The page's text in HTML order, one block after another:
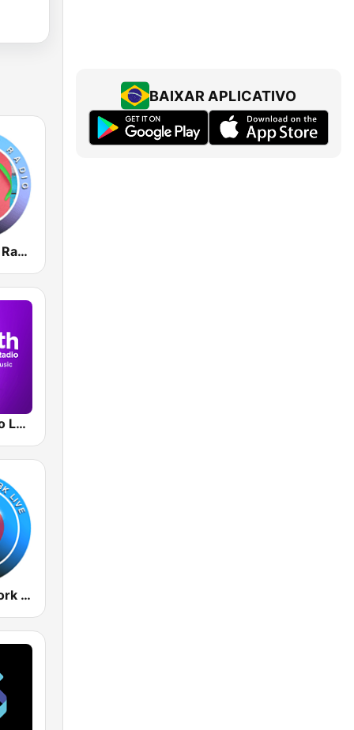
Miami Beach Radio
Smooth Radio London
Radio New York Live
BAIXAR APLICATIVO